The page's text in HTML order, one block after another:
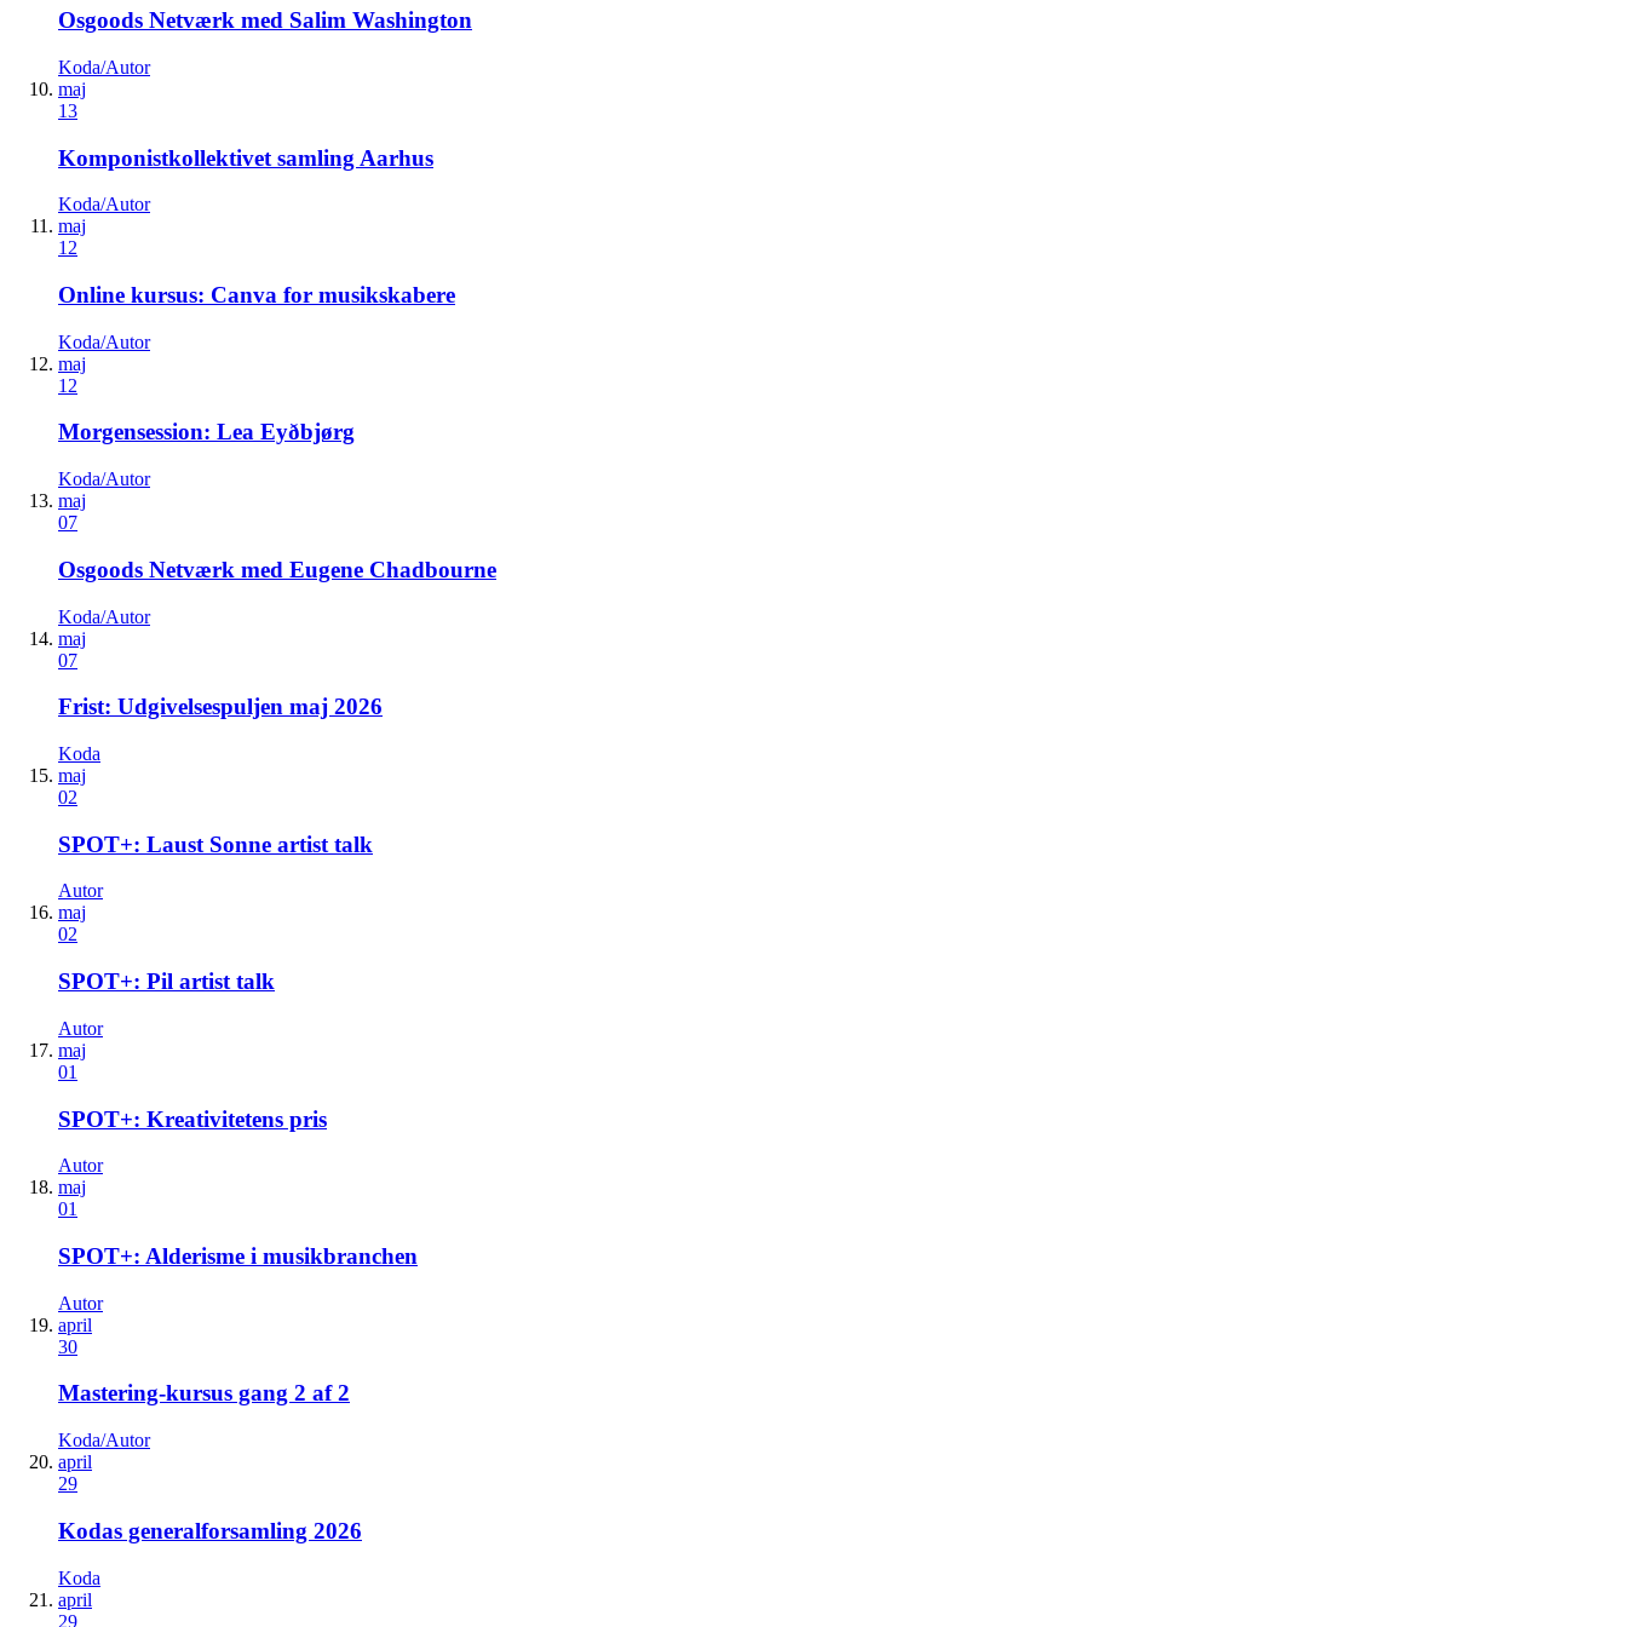
Osgoods Netværk med Salim Washington
Koda/Autor
maj
13
Komponistkollektivet samling Aarhus
Koda/Autor
maj
12
Online kursus: Canva for musikskabere
Koda/Autor
maj
12
Morgensession: Lea Eyðbjørg
Koda/Autor
maj
07
Osgoods Netværk med Eugene Chadbourne
Koda/Autor
maj
07
Frist: Udgivelsespuljen maj 2026
Koda
maj
02
SPOT+: Laust Sonne artist talk
Autor
maj
02
SPOT+: Pil artist talk
Autor
maj
01
SPOT+: Kreativitetens pris
Autor
maj
01
SPOT+: Alderisme i musikbranchen
Autor
april
30
Mastering-kursus gang 2 af 2
Koda/Autor
april
29
Kodas generalforsamling 2026
Koda
april
29